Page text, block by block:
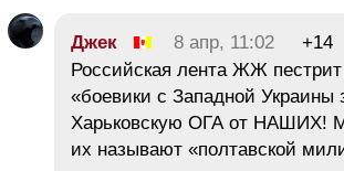
Джек 8 апр, 11:02
+14
Российская лента ЖЖ пестрит
«боевики с Западной Украины
Харьковскую ОГА от НАШИХ!
их называют «полтавской